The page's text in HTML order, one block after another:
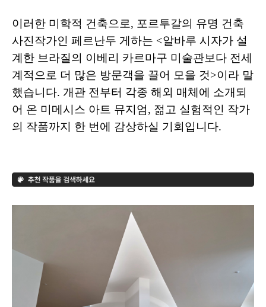
이러한 미학적 건축으로, 포르투갈의 유명 건축
사진작가인 페르난두 게하는 <알바루 시자가 설
계한 브라질의 이베리 카르마구 미술관보다 전세
계적으로 더 많은 방문객을 끌어 모을 것>이라 말
했습니다. 개관 전부터 각종 해외 매체에 소개되
어 온 미메시스 아트 뮤지엄, 젊고 실험적인 작가
의 작품까지 한 번에 감상하실 기회입니다.